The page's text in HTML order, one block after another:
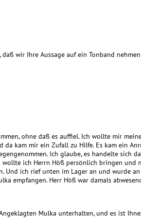
wir Ihre Aussage auf ein Tonband
ohne daß es auffiel. Ich wollte mir
kam mir ein Zufall zu Hilfe. Es kam ein
Ich glaube, es handelte sich
ich Herrn Höß persönlich bringen und
Und ich rief unten im Lager an und wurde
empfangen. Herr Höß war damals
Mulka unterhalten, und es ist